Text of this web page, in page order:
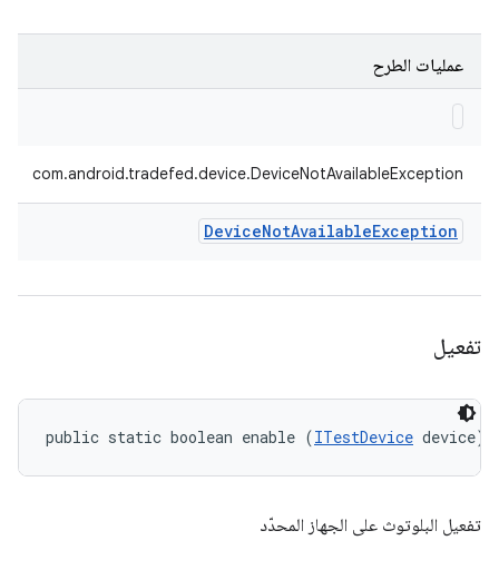
عمليات الطرح
com.android.tradefed.device.DeviceNotAvailableException
DeviceNotAvailableException
تفعيل
public static boolean enable (ITestDevice device)
تفعيل البلوتوث على الجهاز المحدّد